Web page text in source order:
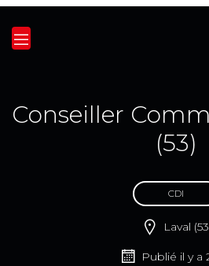
Conseiller
(53)
CDI
Laval
Publié il y a